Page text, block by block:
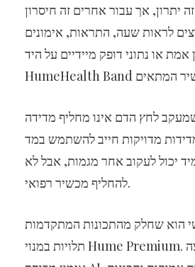
אך עבור אחרים זה חיסרון
לראות שעה, התראות, אימונים
אמת או נתוני דופק מיידיים על היד,
לחץ הדם אינו מחליף מדידה
מדויקות חייב להשתמש במד
יכול לעקוב אחר מגמות, אבל לא
להחליף מכשיר רפואי.
הוא שחלק מהתכונות המתקדמות
תלויות במנוי Hume Premium. אם המשתמש רוצה